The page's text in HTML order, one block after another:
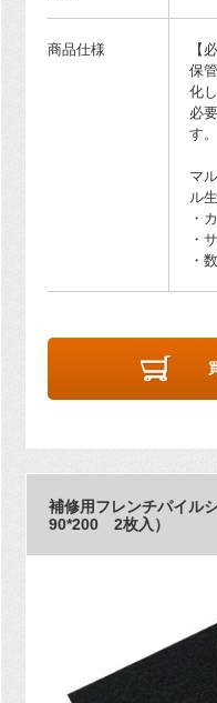
商品仕様
【
保
化
必
す。
マ
ル
・
・
・
補修用フレンチパイル
90*200 2枚入）